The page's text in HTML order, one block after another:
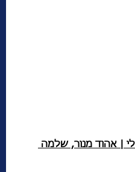
| אהוד מנור, שלמה